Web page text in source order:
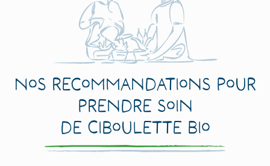
Nos recommandations pour
prendre soin
de Ciboulette Bio